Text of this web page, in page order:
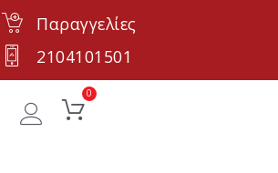
Παραγγελίες
2104101501
0